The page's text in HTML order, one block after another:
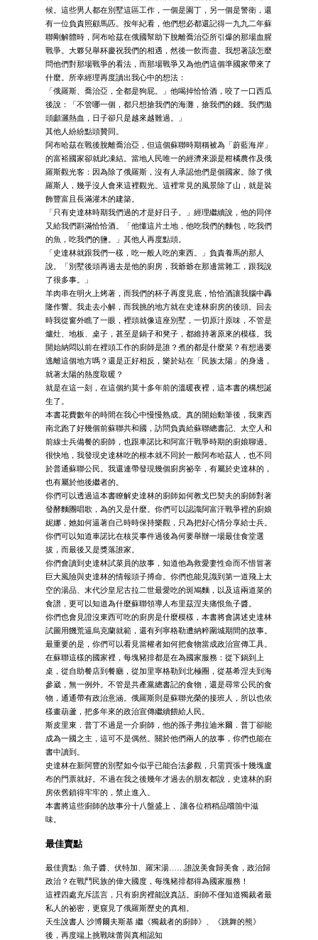
候。這些男人都在別墅這區工作，一個是園丁，另一個是警衛，還
有一位負責照顧馬匹。按年紀看，他們想必都還記得一九九二年蘇
聯剛解體時，阿布哈茲在俄國幫助下脫離喬治亞所引爆的那場血腥
戰爭。大夥兒舉杯慶祝我們的相遇，然後一飲而盡。我想著該怎麼
問他們對那場戰爭的看法，而那場戰爭又為他們這個準國家帶來了
什麼。所幸經理再度讀出我心中的想法：
「俄羅斯、喬治亞，全都是狗屁。」他喝掉恰恰酒，咬了一口西瓜
後說：「不管哪一個，都只想搶我們的海灘，搶我們的錢。我們拋
頭顱灑熱血，日子卻只是越來越難過。」
其他人紛紛點頭贊同。
阿布哈茲在戰後脫離喬治亞，但這個蘇聯時期稱被為「蔚藍海岸」
的富裕國家卻就此凍結。當地人民唯一的經濟來源是柑橘農作及俄
羅斯觀光客：因為除了俄羅斯，沒有人承認他們是個國家。除了俄
羅斯人，幾乎沒人會來這裡觀光。這裡常見的風景除了山，就是裝
飾豐富且長滿灌木的建築。
「只有史達林時期我們過的才是好日子。」經理繼續說，他的同伴
又給我們斟滿恰恰酒。「他懂這片土地，他吃我們的麵包，吃我們
的魚，吃我們的鹽。」其他人再度點頭。
「史達林就跟我們一樣，吃一般人吃的東西。」負責養馬的那人
說。「別墅後頭再過去是他的廚房，我爺爺在那邊當雜工，跟我說
了很多事。」
羊肉串在明火上烤著，而我們的杯子再度見底，恰恰酒讓我腦中轟
隆作響。我走去小解，而我挑的地方就在史達林廚房的後頭。回去
時我從窗外瞧了一眼，裡頭就像這座別墅，一切原汁原味，不管是
爐灶、地板、桌子，甚至是鍋子和凳子，都維持著原來的模樣。我
開始納悶以前在裡頭工作的廚師是誰？煮的都是什麼菜？有想過要
逃離這個地方嗎？還是正好相反，樂於站在「民族太陽」的身邊，
就著太陽的熱度取暖？
就是在這一刻，在這個約莫十多年前的溫暖夜裡，這本書的構想誕
生了。
本書花費數年的時間在我心中慢慢熟成。真的開始動筆後，我東西
南北跑了好幾個前蘇聯共和國，訪問負責給蘇聯總書記、太空人和
前線士兵備餐的廚師，也跟車諾比和阿富汗戰爭時期的廚娘聊過。
很快地，我發現史達林吃的根本就不同於一般阿布哈茲人，也不同
於普通蘇聯公民。我還連帶發現幾個廚房祕辛，有屬於史達林的，
也有屬於他後繼者的。
你們可以透過這本書瞭解史達林的廚師如何教戈巴契夫的廚師對著
發酵麵團唱歌，為的又是什麼。你們可以認識阿富汗戰爭裡的廚娘
妮娜，她如何逼著自己時時保持樂觀，只為把好心情分享給士兵。
你們可以知道車諾比在核災事件過後為何要舉辦一場最佳食堂選
拔，而最後又是獎落誰家。
你們會讀到史達林試菜員的故事，知道他為救愛妻性命而不惜冒著
巨大風險與史達林的情報頭子搏命。你們也能見識到第一道飛上太
空的湯品、末代沙皇尼古拉二世最愛吃的斑鳩麵，以及這兩道菜的
食譜，更可以知道為什麼蘇聯領導人布里茲涅夫痛恨魚子醬。
你們也會見證沒東西可吃的廚房是什麼模樣，本書將會講述史達林
試圖用饑荒逼烏克蘭就範，還有列寧格勒遭納粹圍城期間的故事。
最重要的是，你們可以看見當權者如何把食物當成政治宣傳工具。
在蘇聯這樣的國家裡，每塊豬排都是在為國家服務：從下鍋到上
桌，從自助餐店到餐廳，從加里寧格勒到北極圈，從基希涅夫到海
參崴，無一例外。不管是共產黨總書記的食物，還是尋常公民的食
物，通通帶有政治意涵。俄羅斯則是蘇聯光榮的接班人，所以也依
樣畫葫蘆，把多年來的政治宣傳繼續餵給人民。
斯皮里東．普丁不過是一介廚師，他的孫子弗拉迪米爾．普丁卻能
成為一國之主，這可不是偶然。關於他們兩人的故事，你們也能在
書中讀到。
史達林在新阿豐的別墅如今似乎已能合法參觀，只需買張十幾塊盧
布的門票就好。不過在我之後幾年才過去的朋友都說，史達林的廚
房依舊鎖得牢牢的，禁止進入。
本書將這些廚師的故事分十八盤盛上， 讓各位稍稍品嚐箇中滋
味。
最佳賣點
最佳賣點 : 魚子醬、伏特加、羅宋湯……誰說美食歸美食，政治歸
政治？在戰鬥民族的偉大國度，每塊豬排都得為國家服務！
這裡四處充斥謊言，只有廚房裡能說真話。廚師不僅知道獨裁者最
私人的祕密，更窺見了俄羅斯歷史的真相。
天生說書人 沙博爾夫斯基 繼《獨裁者的廚師》、《跳舞的熊》
後，再度端上挑戰味蕾與真相認知